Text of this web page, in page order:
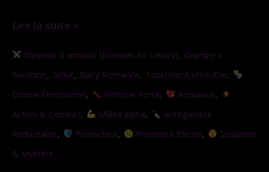
Lire la suite »
Ennemis à amants (Enemies to Lovers), Grumpy x
Sunshine, Smut, Spicy Romance, TouchHerAndYouDie,
Drame Émotionnel, Héroïne Forte, Romance,
Action & Combat, Mâles alpha,
Antagoniste
Redoutable, Protecteur, Proximité forcée,
Suspense
& Mystère